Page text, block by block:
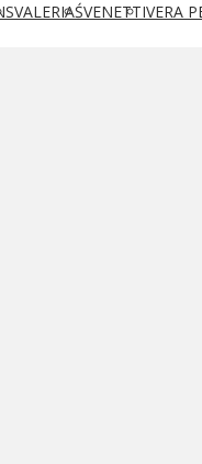
VALERIAŚVENETTIVERA